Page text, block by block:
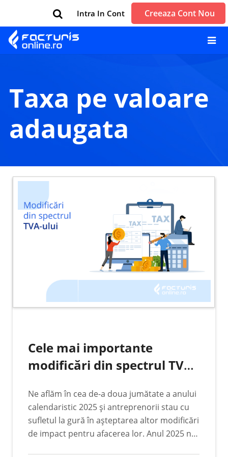
Intra In Cont Creeaza Cont Nou
taxa pe valoare
adaugata
Cele mai importante
modificări din spectrul TVA-
antreprenorului anului
2025
Ne aflăm în cea de-a doua jumătate a anului
calendaristic 2025 și antreprenorii stau cu
sufletul la gură în așteptarea altor modificări
de impact pentru afacerea lor. Anul 2025 nu